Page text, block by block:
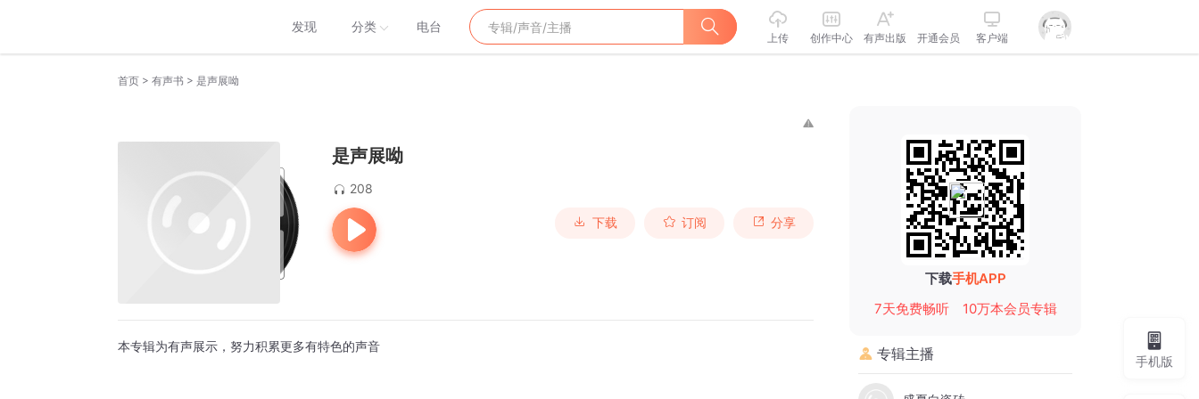
发现 分类 电台
上传 创作中心 有声出版 开通会员 客户端
首页 > 有声书 > 是声展呦
是声展呦
208
下载 订阅 分享
本专辑为有声展示，努力积累更多有特色的声音
下载手机APP
7天免费畅听
10万本会员专辑
专辑主播 手机版